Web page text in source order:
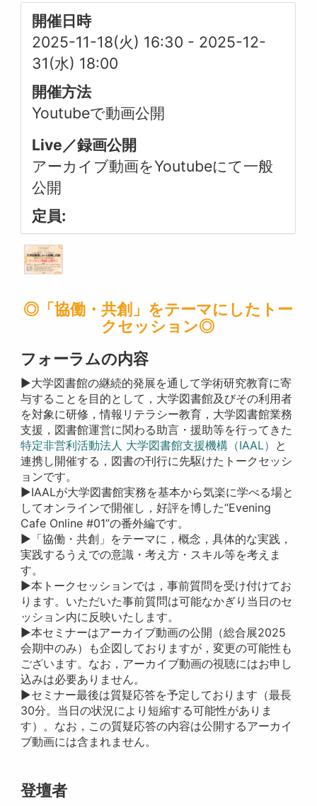
開催日時
2025-11-18(火) 16:30 - 2025-12-
31(水) 18:00
開催方法
Youtubeで動画公開
Live／録画公開
アーカイブ動画をYoutubeにて一般
公開
定員:
◎「協働・共創」をテーマにしたトー
クセッション◎
フォーラムの内容
▶大学図書館の継続的発展を通して学術研究教育に寄
与することを目的として，大学図書館及びその利用者
を対象に研修，情報リテラシー教育，大学図書館業務
支援，図書館運営に関わる助言・援助等を行ってきた
特定非営利活動法人 大学図書館支援機構（IAAL） と
連携し開催する，図書の刊行に先駆けたトークセッシ
ョンです。
▶IAALが大学図書館実務を基本から気楽に学べる場と
してオンラインで開催し，好評を博した“Evening
Cafe Online #01”の番外編です。
▶「協働・共創」をテーマに，概念，具体的な実践，
実践するうえでの意識・考え方・スキル等を考えま
す。
▶本トークセッションでは，事前質問を受け付けてお
ります。いただいた事前質問は可能なかぎり当日のセ
ッション内に反映いたします。
▶本セミナーはアーカイブ動画の公開（総合展2025
会期中のみ）も企図しておりますが，変更の可能性も
ございます。なお，アーカイブ動画の視聴にはお申し
込みは必要ありません。
▶セミナー最後は質疑応答を予定しております（最長
30分。当日の状況により短縮する可能性がありま
す）。なお，この質疑応答の内容は公開するアーカイ
ブ動画には含まれません。
登壇者